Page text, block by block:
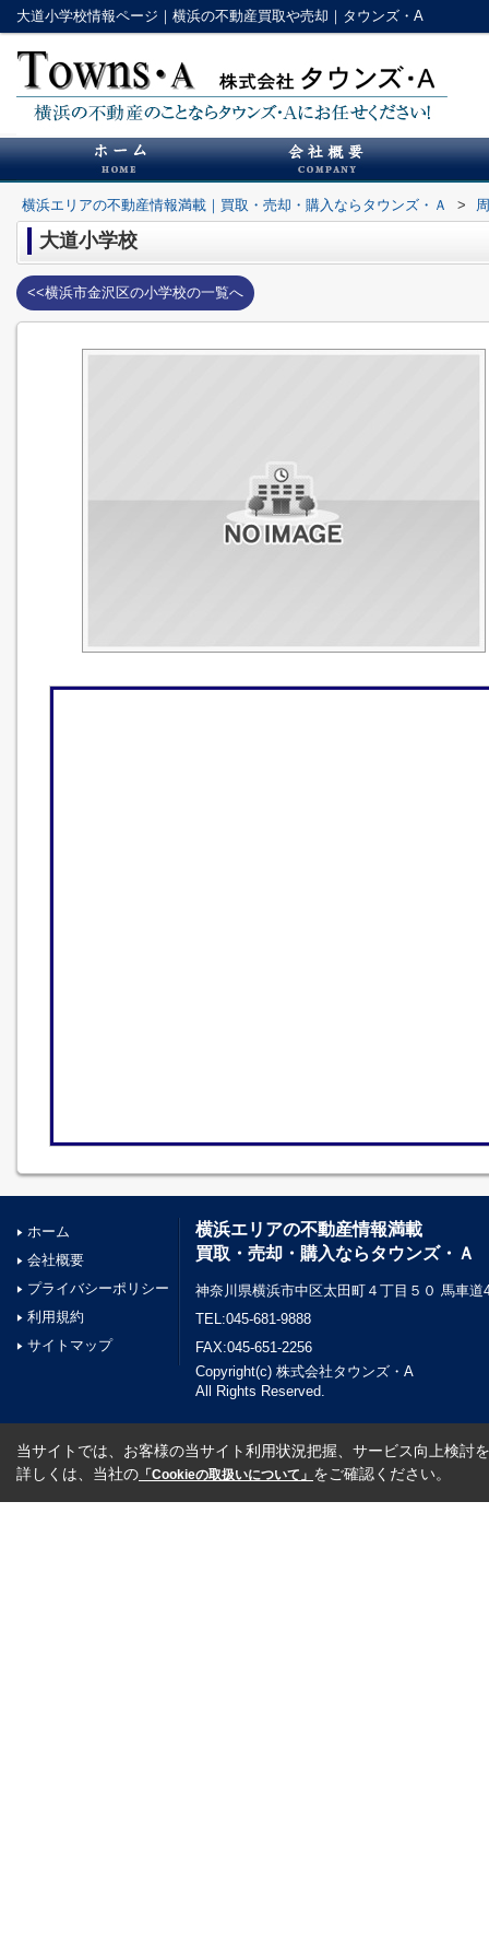
大道小学校情報ページ｜横浜の不動産買取や売却｜タウンズ・A
横浜エリアの不動産情報満載｜買取・売却・購入ならタウンズ・Ａ >
大道小学校
<<横浜市金沢区の小学校の一覧へ
ホーム
会社概要
プライバシーポリシー
利用規約
サイトマップ
横浜エリアの不動産情報満載
買取・売却・購入ならタウンズ・Ａ
神奈川県横浜市中区太田町４丁目５０ 馬車道
TEL:045-681-9888
FAX:045-651-2256
Copyright(c) 株式会社タウンズ・A
All Rights Reserved.
当サイトでは、お客様の当サイト利用状況把握、サービス向上検討
詳しくは、当社の 「Cookieの取扱いについて」 をご確認ください。